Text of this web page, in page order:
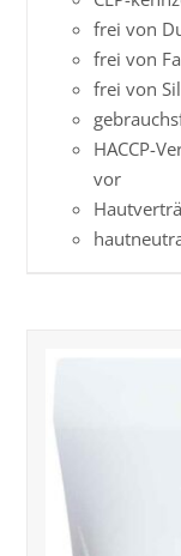
frei von
frei von
frei von
HACCP-
vor